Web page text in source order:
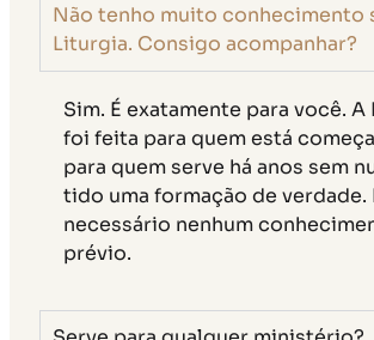
Não tenho muito conhecimento
Liturgia. Consigo acompanhar?
Sim. É exatamente para você. A
foi feita para quem está
para quem serve há anos sem
tido uma formação de verdade.
necessário nenhum
prévio.